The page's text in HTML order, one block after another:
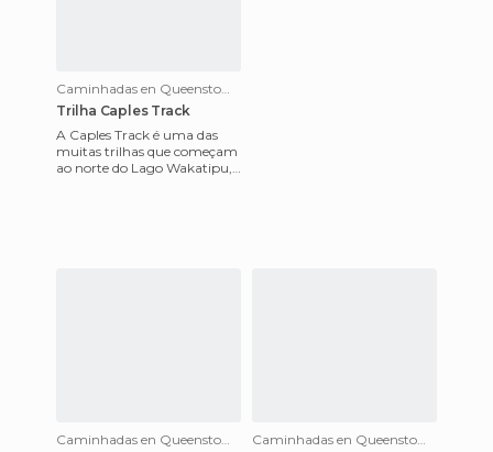
Caminhadas en Queenstown
Trilha Caples Track
A Caples Track é uma das
muitas trilhas que começam
ao norte do Lago Wakatipu,
Caminhadas en Queenstown
Caminhadas en Queenstown